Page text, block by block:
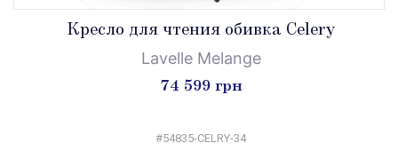
Кресло для чтения обивка Celery
Lavelle Melange
74 599 грн
#54835-CELRY-34